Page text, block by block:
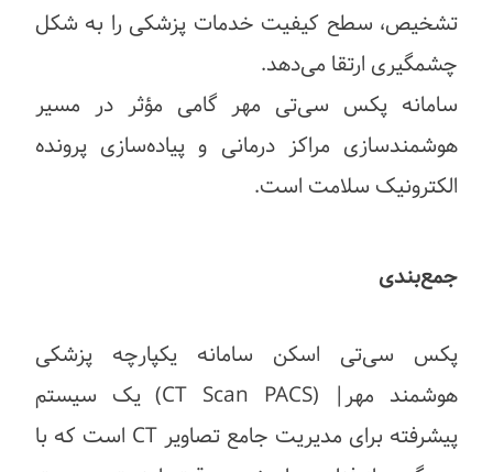
تشخیص، سطح کیفیت خدمات پزشکی را به شکل
چشمگیری ارتقا می‌دهد.
سامانه پکس سی‌تی مهر گامی مؤثر در مسیر
هوشمندسازی مراکز درمانی و پیاده‌سازی پرونده
الکترونیک سلامت است.
جمع‌بندی
پکس سی‌تی اسکن سامانه یکپارچه پزشکی
هوشمند مهر| (CT Scan PACS) یک سیستم
پیشرفته برای مدیریت جامع تصاویر CT است که با